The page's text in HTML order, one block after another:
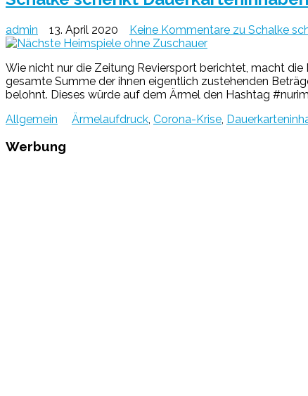
admin 13. April 2020 Keine Kommentare zu Schalke
Wie nicht nur die Zeitung Reviersport berichtet, macht
gesamte Summe der ihnen eigentlich zustehenden
belohnt. Dieses würde auf dem Ärmel den Hashtag
Allgemein
Ärmelaufdruck Corona-Krise
Werbung